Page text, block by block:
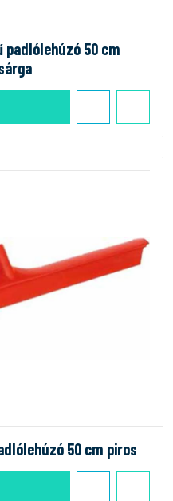
padlólehúzó 50 cm
50 cm piros